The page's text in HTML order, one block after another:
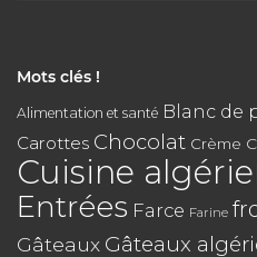
Mots clés !
Alimentation et santé Blanc de
Carottes Chocolat Crème
Cuisine
Entrées Farce Farine
Gâteaux Gâteaux